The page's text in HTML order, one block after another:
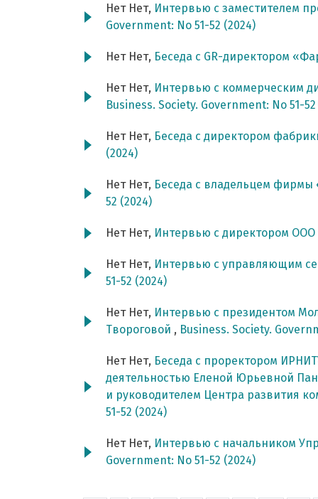
Нет Нет, Интервью с заместителем
Government: No 51-52 (2024)
Нет Нет, Беседа с GR-директором
Нет Нет, Интервью с коммерческим
Business. Society. Government: No 51-
Нет Нет, Беседа с директором
(2024)
Нет Нет, Беседа с владельцем
52 (2024)
Нет Нет, Интервью с директором
Нет Нет, Интервью с управляющим
51-52 (2024)
Нет Нет, Интервью с президентом
Твороговой , Business. Society.
Нет Нет, Беседа с проректором
деятельностью Еленой Юрьевной
и руководителем Центра развития
51-52 (2024)
Нет Нет, Интервью с начальником
Government: No 51-52 (2024)